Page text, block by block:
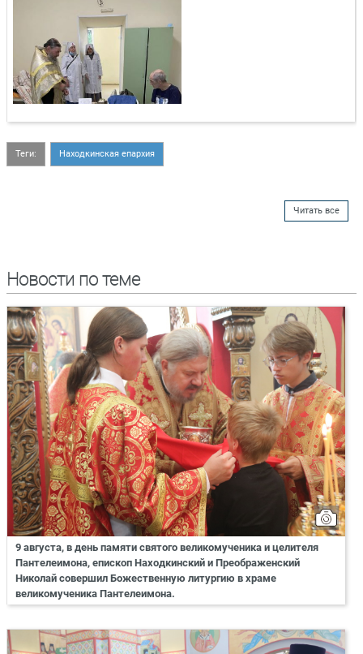
Теги: Находкинская епархия
Читать все
Новости по теме
9 августа, в день памяти святого великомученика и целителя
Пантелеимона, епископ Находкинский и Преображенский
Николай совершил Божественную литургию в храме
великомученика Пантелеимона.